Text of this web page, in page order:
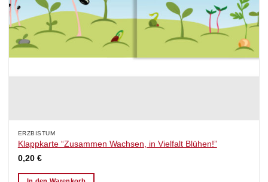
ERZBISTUM
Klappkarte “Zusammen Wachsen, in Vielfalt Blühen!”
0,20 €